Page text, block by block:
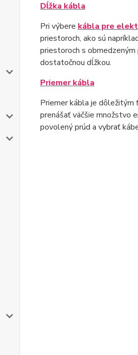
Dĺžka kábla
Pri výbere kábla pre
priestoroch, ako sú
priestoroch s
dostatočnou dĺžkou.
Priemer kábla
Priemer kábla je dôležitým
prenášať väčšie množstvo
povolený prúd a vybrať